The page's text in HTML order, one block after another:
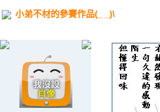
小弟不材的參賽作品(_ _)\